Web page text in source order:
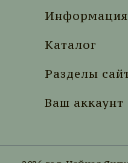
Информация
Каталог
Разделы
Ваш аккаунт